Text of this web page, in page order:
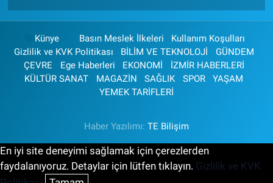
Künye Basın Meslek İlkeleri
Kullanım Koşulları
Gizlilik ve KVK Politikası
BİLİM VE TEKNOLOJİ
GÜNDEM
ÇEVRE
Ege Haberleri EKONOMİ
İZMİR HABERLERİ
KÜLTÜR SANAT
MAGAZİN SAĞLIK SPOR
YAŞAM
YEMEK TARİFLERİ
Haber Yazılımı: TE Bilişim
En iyi site deneyimi sağlamak için çerezlerden
faydalanıyoruz. Detaylar için lütfen tıklayın. Gizlilik ve KVK